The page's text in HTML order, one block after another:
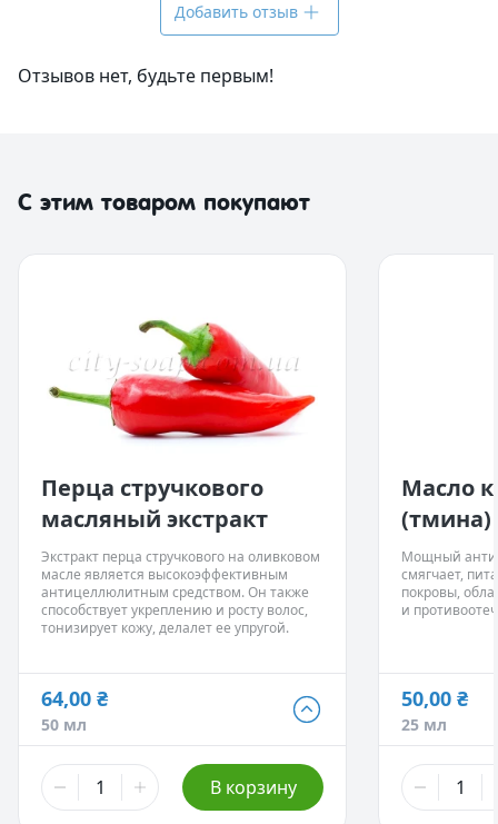
Добавить отзыв
Отзывов нет, будьте первым!
С этим товаром покупают
Перца стручкового
масляный экстракт
Экстракт перца стручкового на оливковом
масле является высокоэффективным
антицеллюлитным средством. Он также
способствует укреплению и росту волос,
тонизирует кожу, делалет ее упругой.
64,00 ₴
50 мл
64,00 ₴
50 мл
240,00 ₴
250 мл В корзину
Косметика
свойствами.
Борется с
Повышает
Укрепляет
Улучшает
появление
эпидермисе.
Эффективно
Масло
(тмина)
Мощный
смягчает,
покровы,
и
50,00 ₴
25 мл
50,00 ₴
25 мл
160,00 ₴
100 мл